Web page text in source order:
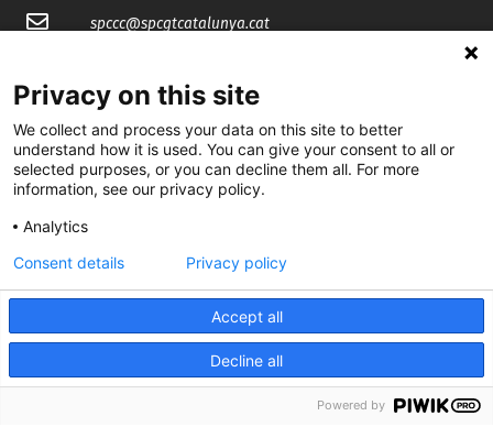
spccc@spcgtcatalunya.cat
@CGTCatalunya
cgtcatalunya
CGTCatalunya
cgtcatalunya
Desenvolupat per
Privacy on this site
We collect and process your data on this site to better
understand how it is used. You can give your consent to all or
selected purposes, or you can decline them all. For more
information, see our privacy policy.
Analytics
Accept all
Decline all
Consent details Privacy policy
Powered by